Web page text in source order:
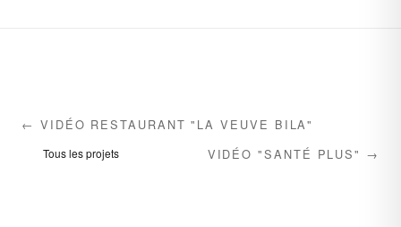
← VIDÉO RESTAURANT "LA VEUVE BILA"
Tous les projets VIDÉO "SANTÉ PLUS" →